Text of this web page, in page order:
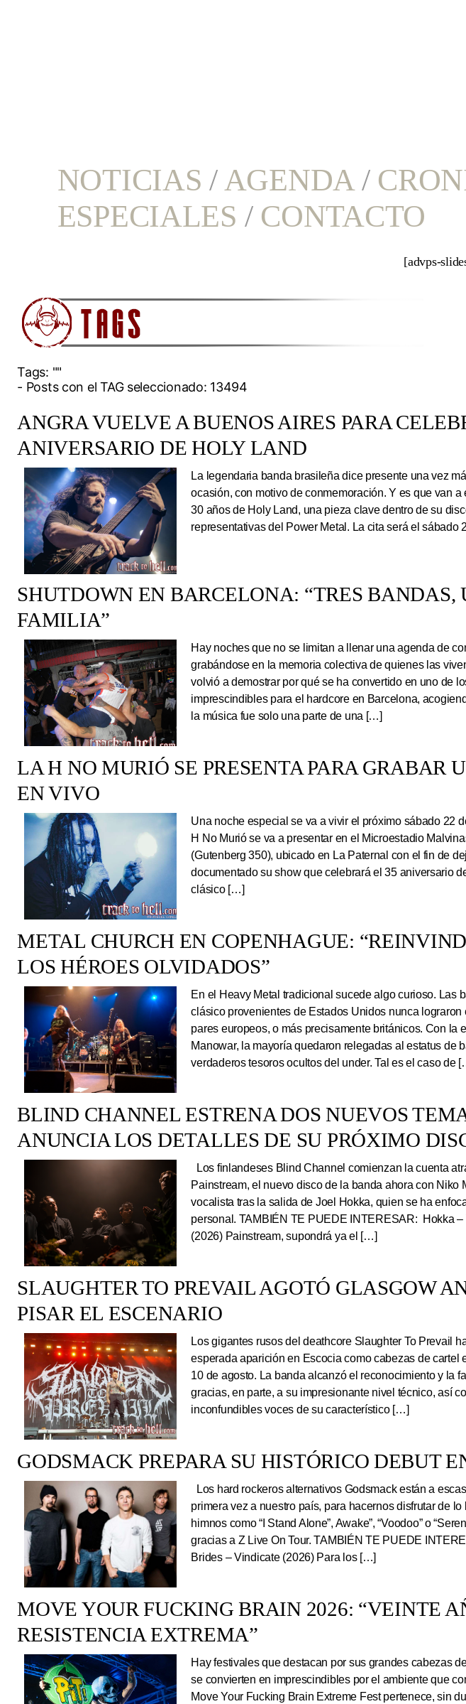
NOTICIAS /AGENDA/
ESPECIALES / CONTACTO
[advps-
Tags: ""
- Posts con el TAG seleccionado: 13494
ANGRA VUELVE A BUENOS AIRES PARA
ANIVERSARIO DE HOLY LAND
La legendaria banda brasileña dice presente una vez
ocasión, con motivo de conmemoración. Y es que van a
30 años de Holy Land, una pieza clave dentro de su
representativas del Power Metal. La cita será el sábado
SHUTDOWN EN BARCELONA: “TRES BANDAS,
FAMILIA”
Hay noches que no se limitan a llenar una agenda de
grabándose en la memoria colectiva de quienes las
volvió a demostrar por qué se ha convertido en uno de
imprescindibles para el hardcore en Barcelona,
la música fue solo una parte de una […]
LA H NO MURIÓ SE PRESENTA PARA GRABAR
EN VIVO
Una noche especial se va a vivir el próximo sábado 22
H No Murió se va a presentar en el Microestadio
(Gutenberg 350), ubicado en La Paternal con el fin de
documentado su show que celebrará el 35 aniversario
clásico […]
METAL CHURCH EN COPENHAGUE:
LOS HÉROES OLVIDADOS”
En el Heavy Metal tradicional sucede algo curioso. Las
clásico provenientes de Estados Unidos nunca lograron
pares europeos, o más precisamente británicos. Con la
Manowar, la mayoría quedaron relegadas al estatus de
verdaderos tesoros ocultos del under. Tal es el caso de
BLIND CHANNEL ESTRENA DOS NUEVOS
ANUNCIA LOS DETALLES DE SU PRÓXIMO
Los finlandeses Blind Channel comienzan la cuenta
Painstream, el nuevo disco de la banda ahora con Niko
vocalista tras la salida de Joel Hokka, quien se ha
personal. TAMBIÉN TE PUEDE INTERESAR: Hokka –
(2026) Painstream, supondrá ya el […]
SLAUGHTER TO PREVAIL AGOTÓ GLASGOW
PISAR EL ESCENARIO
Los gigantes rusos del deathcore Slaughter To Prevail
esperada aparición en Escocia como cabezas de cartel
10 de agosto. La banda alcanzó el reconocimiento y la
gracias, en parte, a su impresionante nivel técnico, así
inconfundibles voces de su característico […]
GODSMACK PREPARA SU HISTÓRICO DEBUT
Los hard rockeros alternativos Godsmack están a
primera vez a nuestro país, para hacernos disfrutar de lo
himnos como “I Stand Alone”, Awake”, “Voodoo” o
gracias a Z Live On Tour. TAMBIÉN TE PUEDE
Brides – Vindicate (2026) Para los […]
MOVE YOUR FUCKING BRAIN 2026: “VEINTE
RESISTENCIA EXTREMA”
Hay festivales que destacan por sus grandes cabezas
se convierten en imprescindibles por el ambiente que
Move Your Fucking Brain Extreme Fest pertenece, sin